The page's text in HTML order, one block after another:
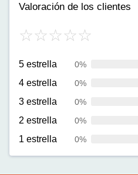
Valoración de los clientes
5 estrella 0%
4 estrella 0%
3 estrella 0%
2 estrella 0%
1 estrella 0%